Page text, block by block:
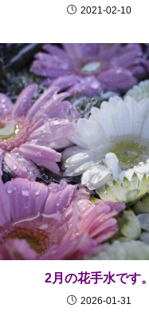
2021-02-10
2月の花手水です。
2026-01-31